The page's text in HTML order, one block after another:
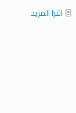
اقرا المزيد